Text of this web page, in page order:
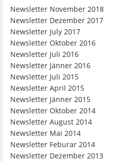
Newsletter November 2018
Newsletter Dezember 2017
Newsletter July 2017
Newsletter Oktober 2016
Newsletter Juli 2016
Newsletter Jänner 2016
Newsletter Juli 2015
Newsletter April 2015
Newsletter Jänner 2015
Newsletter Oktober 2014
Newsletter August 2014
Newsletter Mai 2014
Newsletter Feburar 2014
Newsletter Dezember 2013